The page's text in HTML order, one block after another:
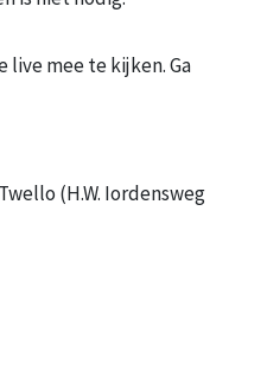
live mee te kijken. Ga
(H.W. Iordensweg